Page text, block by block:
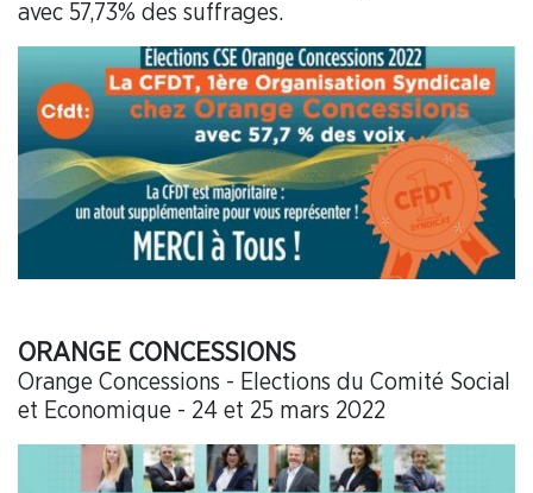
avec 57,73% des suffrages.
ORANGE CONCESSIONS
Orange Concessions - Elections du Comité Social
et Economique - 24 et 25 mars 2022